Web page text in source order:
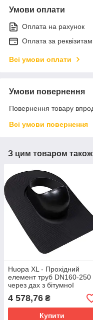
Умови оплати
Оплата на рахунок
Оплата за
Всі умови оплати
Умови повернення
Повернення товару
Всі умови повернення
З цим товаром
Huopa XL - Прохідний
елемент труб DN160-250
через дах з бітумної
4 578,76 ₴
Купити